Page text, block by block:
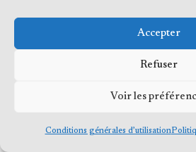
Accepter
Refuser
Voir les
Conditions générales d’utilisation